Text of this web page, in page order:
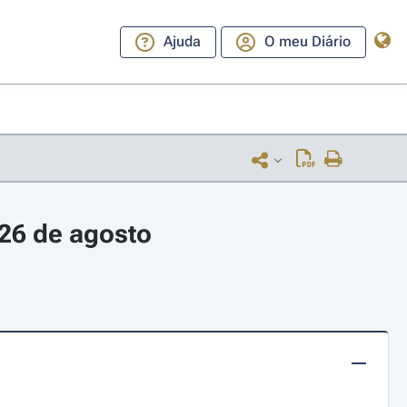
Ajuda O meu Diário
de agosto